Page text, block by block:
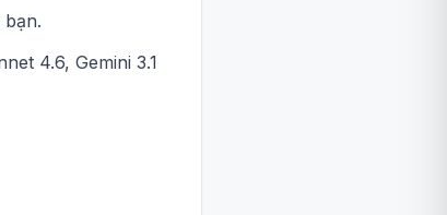
4.6, Gemini 3.1